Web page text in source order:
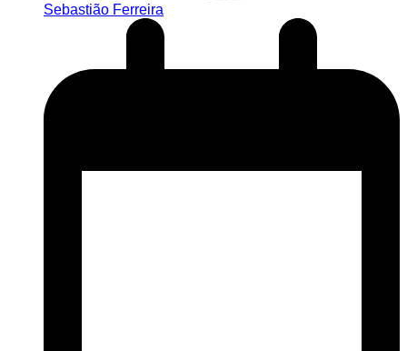
Sebastião Ferreira